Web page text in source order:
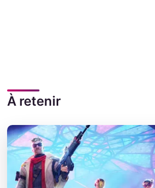
À retenir